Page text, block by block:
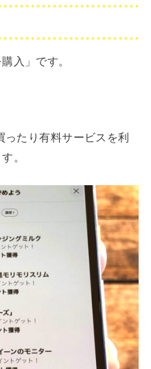
入」です。
ったり有料サービスを利
。